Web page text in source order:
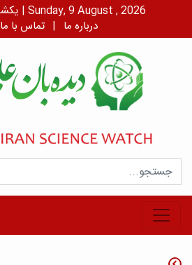
یکشنبه، ۱۸ مرداد، ۱۴۰۵ | Sunday, 9 August , 2026
درباره ما | تماس با ما